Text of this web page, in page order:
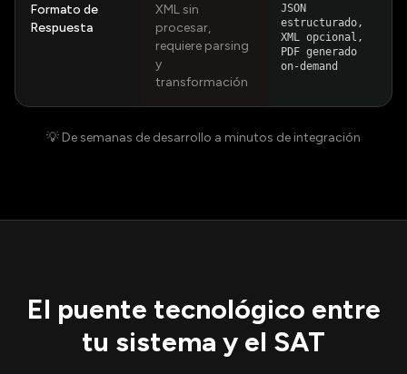
Formato de
Respuesta
XML sin
procesar,
requiere parsing
y
transformación
JSON
estructurado,
XML opcional,
PDF generado
on-demand
💡 De semanas de desarrollo a minutos de integración
El puente tecnológico entre
tu sistema y el SAT